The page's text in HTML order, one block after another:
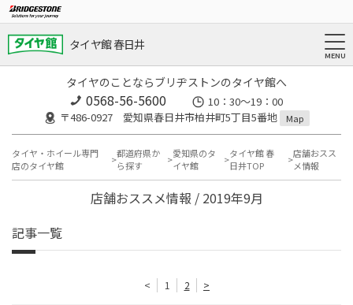
タイヤ館 春日井
タイヤのことならブリヂストンのタイヤ館へ
0568-56-5600
10：30～19：00
〒486-0927 愛知県春日井市柏井町5丁目5番地
Map
タイヤ・ホイール専門
店のタイヤ館
都道府県か
ら探す
愛知県のタ
イヤ館
タイヤ館 春
日井TOP
店舗おスス
メ情報
店舗おススメ情報 / 2019年9月
記事一覧
< 1 2 >